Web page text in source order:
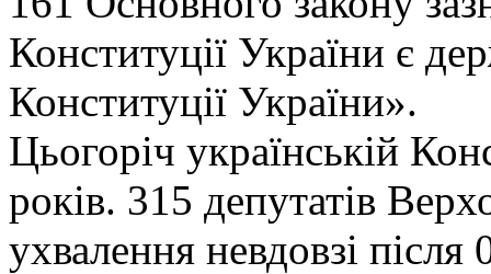
Конституції України є
Конституції України».
Цьогоріч українській
років. 315 депутатів
ухвалення невдовзі